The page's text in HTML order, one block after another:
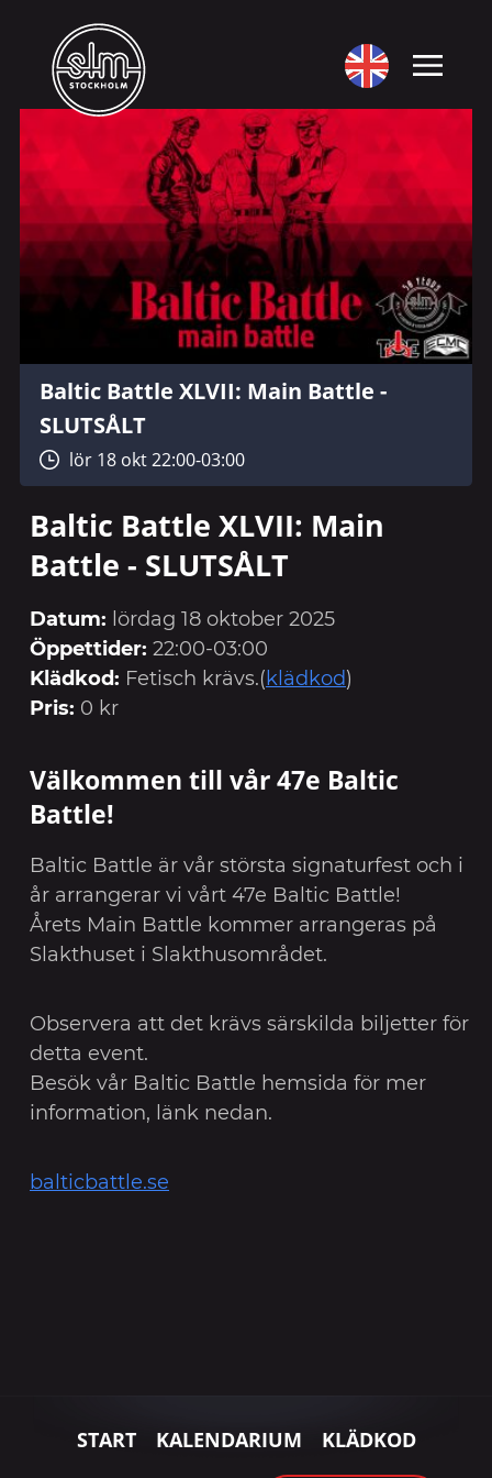
Baltic Battle XLVII: Main Battle -
SLUTSÅLT
lör 18 okt 22:00-03:00
Baltic Battle XLVII: Main
Battle - SLUTSÅLT
Datum: lördag 18 oktober 2025
Öppettider: 22:00-03:00
Klädkod: Fetisch krävs.(klädkod)
Pris: 0 kr
Välkommen till vår 47e Baltic
Battle!
Baltic Battle är vår största signaturfest och i
år arrangerar vi vårt 47e Baltic Battle!
Årets Main Battle kommer arrangeras på
Slakthuset i Slakthusområdet.
Observera att det krävs särskilda biljetter för
detta event.
Besök vår Baltic Battle hemsida för mer
information, länk nedan.
balticbattle.se
START KALENDARIUM KLÄDKOD